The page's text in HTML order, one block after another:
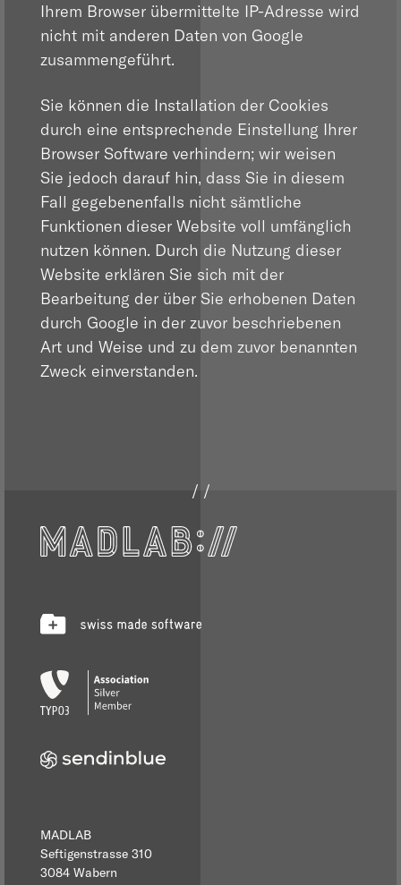
18:16
Ihrem Browser übermittelte IP-Adresse wird
nicht mit anderen Daten von Google
zusammengeführt.
Sie können die Installation der Cookies
durch eine entsprechende Einstellung Ihrer
Browser Software verhindern; wir weisen
Sie jedoch darauf hin, dass Sie in diesem
Fall gegebenenfalls nicht sämtliche
Funktionen dieser Website voll umfänglich
nutzen können. Durch die Nutzung dieser
Website erklären Sie sich mit der
Bearbeitung der über Sie erhobenen Daten
durch Google in der zuvor beschriebenen
Art und Weise und zu dem zuvor benannten
Zweck einverstanden.
MADLAB
Seftigenstrasse 310
3084 Wabern